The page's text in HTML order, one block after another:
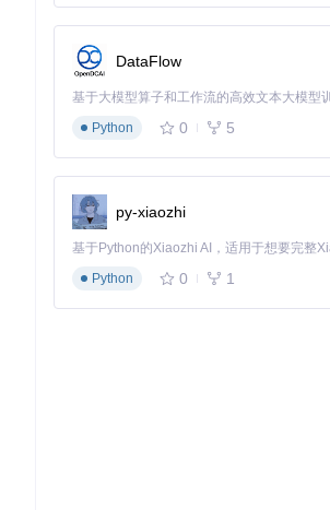
插件的安装与管理
找到心仪的插件后，安装过程非常简单
要重启设备。
高级配置选项
Decky Loader的设置界面提供了更多精
解决常见问题：Decky Loader
DataFlow
基于大模型算子和工作流的高效文本大模型
Python
0 5
py-xiaozhi
Python
0 1